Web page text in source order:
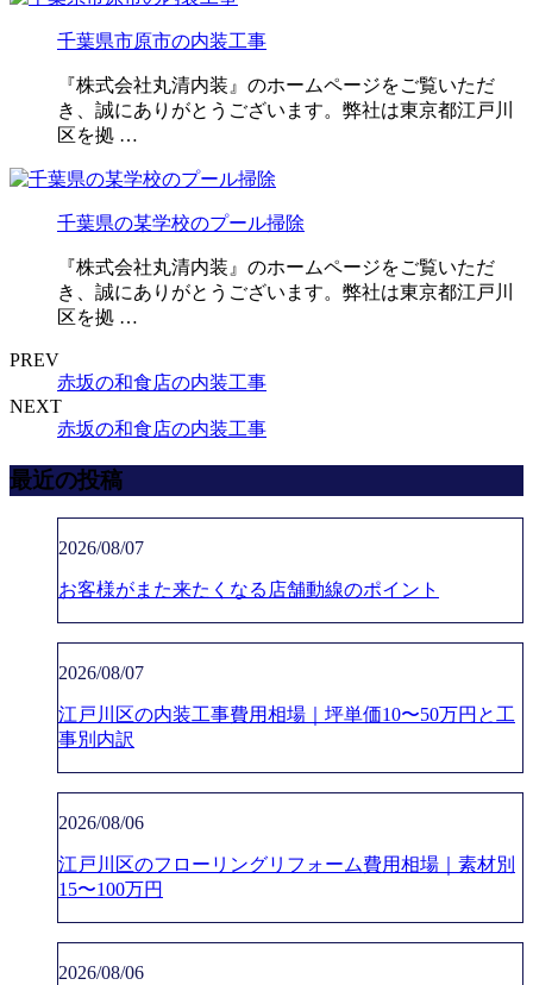
千葉県市原市の内装工事
『株式会社丸清内装』のホームページをご覧いただ
き、誠にありがとうございます。弊社は東京都江戸川
区を拠 …
千葉県の某学校のプール掃除
『株式会社丸清内装』のホームページをご覧いただ
き、誠にありがとうございます。弊社は東京都江戸川
区を拠 …
PREV
赤坂の和食店の内装工事
NEXT
赤坂の和食店の内装工事
最近の投稿
2026/08/07
お客様がまた来たくなる店舗動線のポイント
2026/08/07
江戸川区の内装工事費用相場｜坪単価10〜50万円と工
事別内訳
2026/08/06
江戸川区のフローリングリフォーム費用相場｜素材別
15〜100万円
2026/08/06